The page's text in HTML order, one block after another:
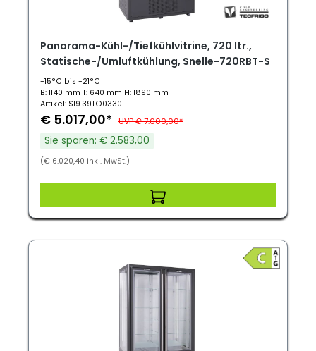
Panorama-Kühl-/Tiefkühlvitrine, 720 ltr.,
Statische-/Umluftkühlung, Snelle-720RBT-S
-15°C bis -21°C
B: 1140 mm T: 640 mm H: 1890 mm
Artikel: S19.39TO0330
€ 5.017,00* UVP € 7.600,00*
Sie sparen: € 2.583,00
(€ 6.020,40 inkl. MwSt.)